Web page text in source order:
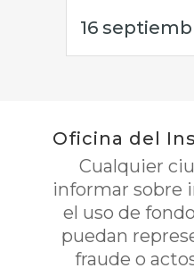
16
Oficina del
Cualquier
informar sobre
el uso de
puedan
fraude o